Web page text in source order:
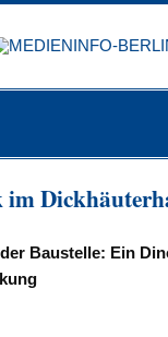
im
Baustelle: Ein